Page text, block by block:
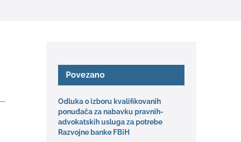
Povezano
Odluka o izboru kvalifikovanih
ponuđača za nabavku pravnih-
advokatskih usluga za potrebe
Razvojne banke FBiH